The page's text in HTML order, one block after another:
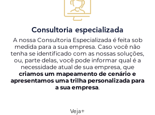
Consultoria especializada
A nossa Consultoria Especializada é feita sob
medida para a sua empresa. Caso você não
tenha se identificado com as nossas soluções,
ou, parte delas, você pode informar qual é a
necessidade atual de sua empresa, que
criamos um mapeamento de cenário e
apresentamos uma trilha personalizada para
a sua empresa.
Veja+